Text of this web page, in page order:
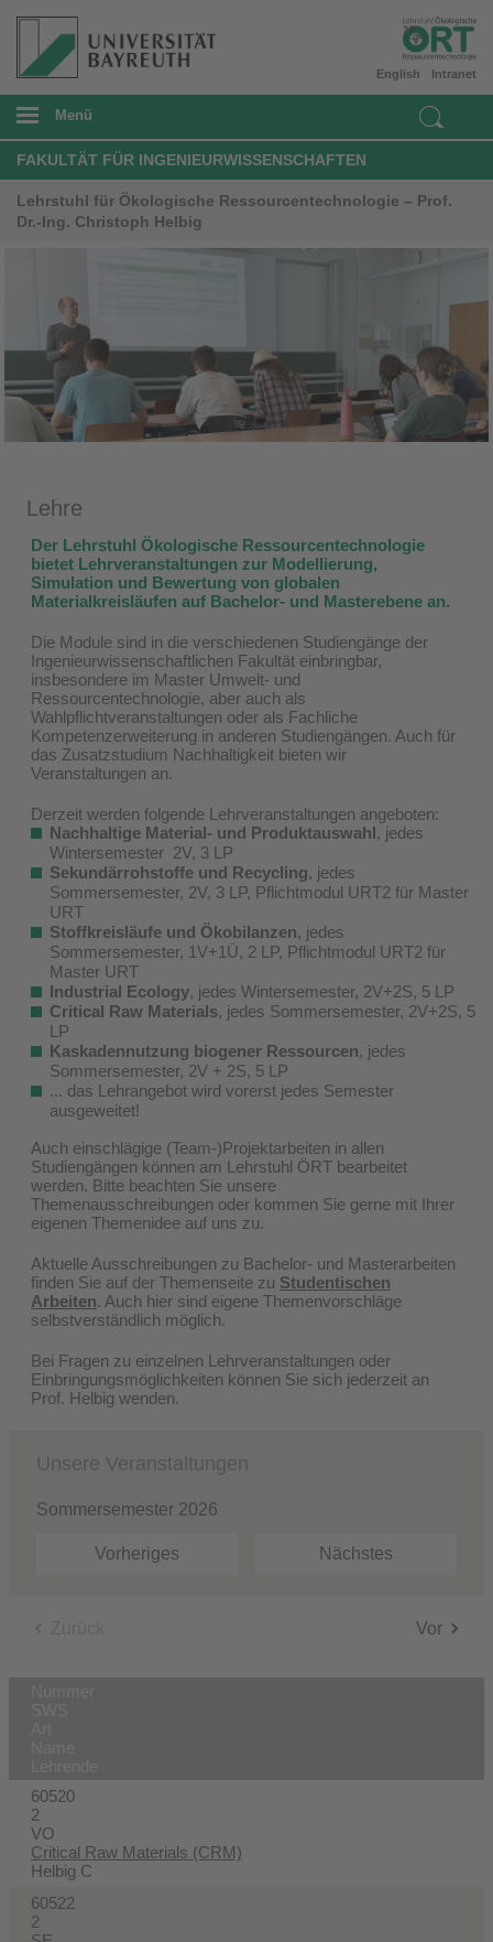
Intranet
English
Menü
FAKULTÄT FÜR INGENIEURWISSENSCHAFTEN
Lehrstuhl für Ökologische Ressourcentechnologie – Prof.
Dr.-Ing. Christoph Helbig
Lehre
Der Lehrstuhl Ökologische Ressourcentechnologie
bietet Lehrveranstaltungen zur Modellierung,
Simulation und Bewertung von globalen
Materialkreisläufen auf Bachelor- und Masterebene an.
Die Module sind in die verschiedenen Studiengänge der
Ingenieurwissenschaftlichen Fakultät einbringbar,
insbesondere im Master Umwelt- und
Ressourcentechnologie, aber auch als
Wahlpflichtveranstaltungen oder als Fachliche
Kompetenzerweiterung in anderen Studiengängen. Auch für
das Zusatzstudium Nachhaltigkeit bieten wir
Veranstaltungen an.
Derzeit werden folgende Lehrveranstaltungen angeboten:
Nachhaltige Material- und Produktauswahl, jedes
Wintersemester 2V, 3 LP
Sekundärrohstoffe und Recycling, jedes
Sommersemester, 2V, 3 LP, Pflichtmodul URT2 für Master
URT
Stoffkreisläufe und Ökobilanzen, jedes
Sommersemester, 1V+1Ü, 2 LP, Pflichtmodul URT2 für
Master URT
Industrial Ecology, jedes Wintersemester, 2V+2S, 5 LP
Critical Raw Materials, jedes Sommersemester, 2V+2S, 5
LP
Kaskadennutzung biogener Ressourcen, jedes
Sommersemester, 2V + 2S, 5 LP
... das Lehrangebot wird vorerst jedes Semester
ausgeweitet!
Auch einschlägige (Team-)Projektarbeiten in allen
Studiengängen können am Lehrstuhl ÖRT bearbeitet
werden. Bitte beachten Sie unsere
Themenausschreibungen oder kommen Sie gerne mit Ihrer
eigenen Themenidee auf uns zu.
Aktuelle Ausschreibungen zu Bachelor- und Masterarbeiten
finden Sie auf der Themenseite zu Studentischen
Arbeiten. Auch hier sind eigene Themenvorschläge
selbstverständlich möglich.
Bei Fragen zu einzelnen Lehrveranstaltungen oder
Einbringungsmöglichkeiten können Sie sich jederzeit an
Prof. Helbig wenden.
Unsere Veranstaltungen
Vorheriges
Sommersemester 2026
Nächstes
Vor
60520
2
VO
Critical Raw Materials (CRM)
Helbig C
60522
2